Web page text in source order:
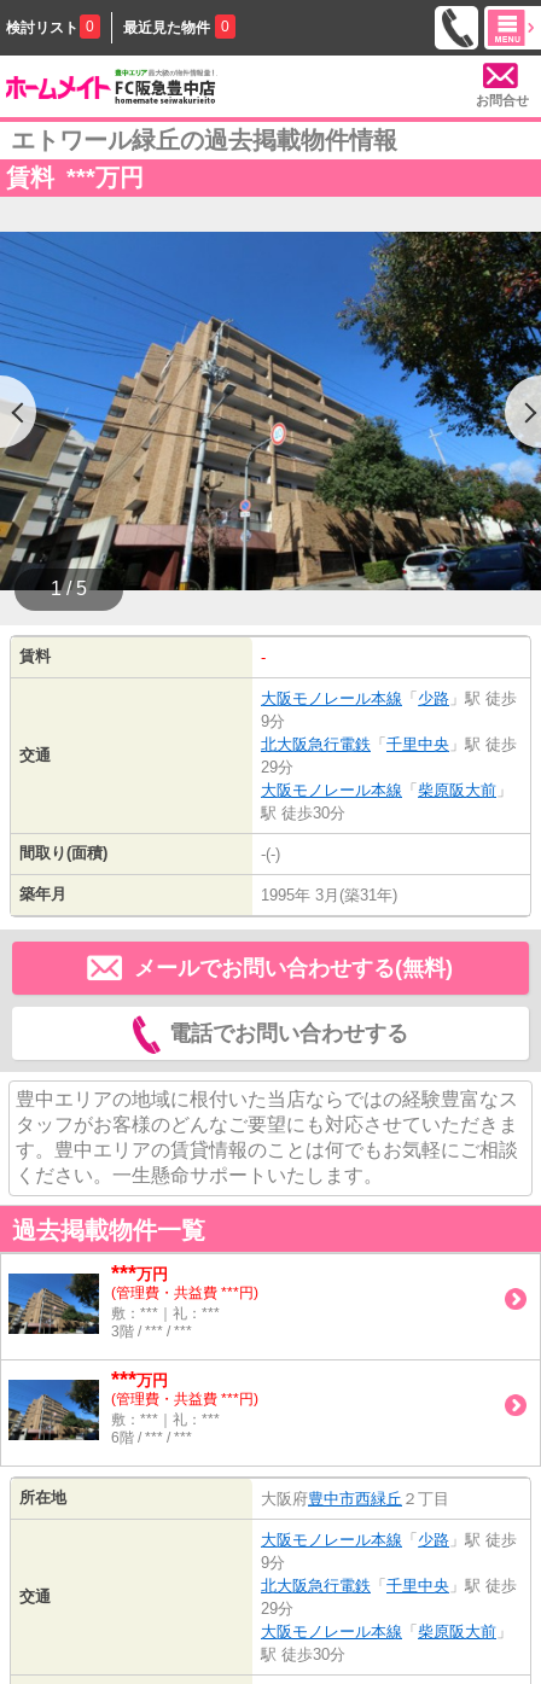
検討リスト 0 最近見た物件 0
お問合せ
エトワール緑丘の過去掲載物件情報
賃料 ***万円
1 / 5
賃料 -
交通
大阪モノレール本線 「 少路 」駅 徒歩
9分
北大阪急行電鉄 「 千里中央 」駅 徒歩
29分
大阪モノレール本線 「 柴原阪大前 」
駅 徒歩30分
間取り(面積) -(-)
築年月 1995年 3月(築31年)
メールでお問い合わせする(無料)
電話でお問い合わせする
豊中エリアの地域に根付いた当店ならではの経験豊富なス
タッフがお客様のどんなご要望にも対応させていただきま
す。豊中エリアの賃貸情報のことは何でもお気軽にご相談
ください。一生懸命サポートいたします。
過去掲載物件一覧
***万円
(管理費・共益費 ***円)
敷：***｜礼：***
3階 / *** / ***
***万円
(管理費・共益費 ***円)
敷：***｜礼：***
6階 / *** / ***
所在地 大阪府豊中市西緑丘 ２丁目
交通
大阪モノレール本線 「 少路 」駅 徒歩
9分
北大阪急行電鉄 「 千里中央 」駅 徒歩
29分
大阪モノレール本線 「 柴原阪大前 」
駅 徒歩30分